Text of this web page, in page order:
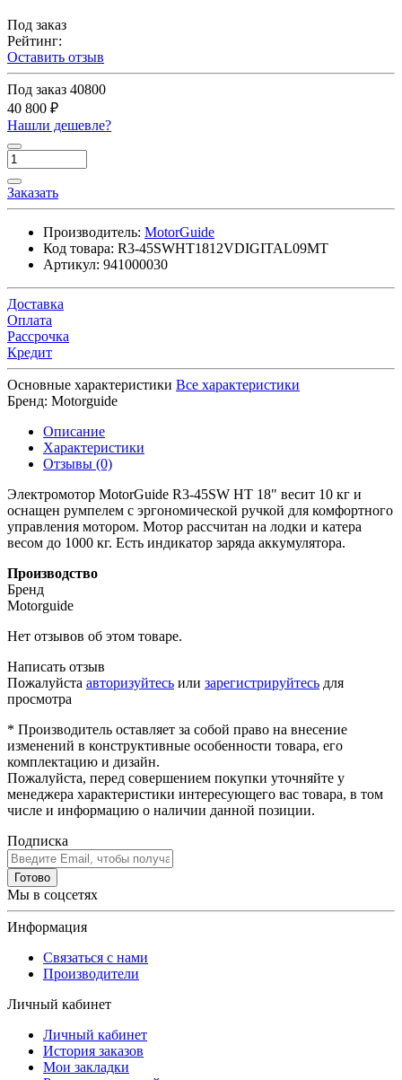
Под заказ
Рейтинг:
Оставить отзыв
Под заказ 40800
40 800 ₽
Нашли дешевле?
Заказать
Производитель: MotorGuide
Код товара: R3-45SWHT1812VDIGITAL09MT
Артикул: 941000030
Доставка
Оплата
Рассрочка
Кредит
Основные характеристики Все характеристики
Бренд: Motorguide
Описание
Характеристики
Отзывы (0)
Электромотор MotorGuide R3-45SW HT 18" весит 10 кг и
оснащен румпелем с эргономической ручкой для комфортного
управления мотором. Мотор рассчитан на лодки и катера
весом до 1000 кг. Есть индикатор заряда аккумулятора.
Производство
Бренд
Motorguide
Нет отзывов об этом товаре.
Написать отзыв
Пожалуйста авторизуйтесь или зарегистрируйтесь для
просмотра
* Производитель оставляет за собой право на внесение
изменений в конструктивные особенности товара, его
комплектацию и дизайн.
Пожалуйста, перед совершением покупки уточняйте у
менеджера характеристики интересующего вас товара, в том
числе и информацию о наличии данной позиции.
Подписка
Готово
Мы в соцсетях
Информация
Связаться с нами
Производители
Личный кабинет
Личный кабинет
История заказов
Мои закладки